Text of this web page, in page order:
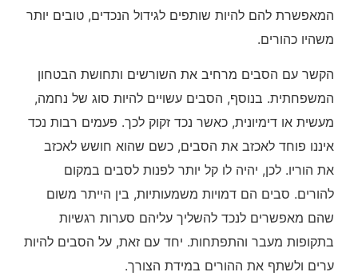
המאפשרת להם להיות שותפים לגידול הנכדים, טובים יותר
משהיו כהורים.
הקשר עם הסבים מרחיב את השורשים ותחושת הבטחון
המשפחתית. בנוסף, הסבים עשויים להיות סוג של נחמה,
מעשית או דימיונית, כאשר נכד זקוק לכך. פעמים רבות נכד
איננו פוחד לאכזב את הסבים, כשם שהוא חושש לאכזב
את הוריו. לכן, יהיה לו קל יותר לפנות לסבים במקום
להורים. סבים הם דמויות משמעותיות, בין הייתר משום
שהם מאפשרים לנכד להשליך עליהם סערות רגשיות
בתקופות מעבר והתפתחות. יחד עם זאת, על הסבים להיות
ערים ולשתף את ההורים במידת הצורך.